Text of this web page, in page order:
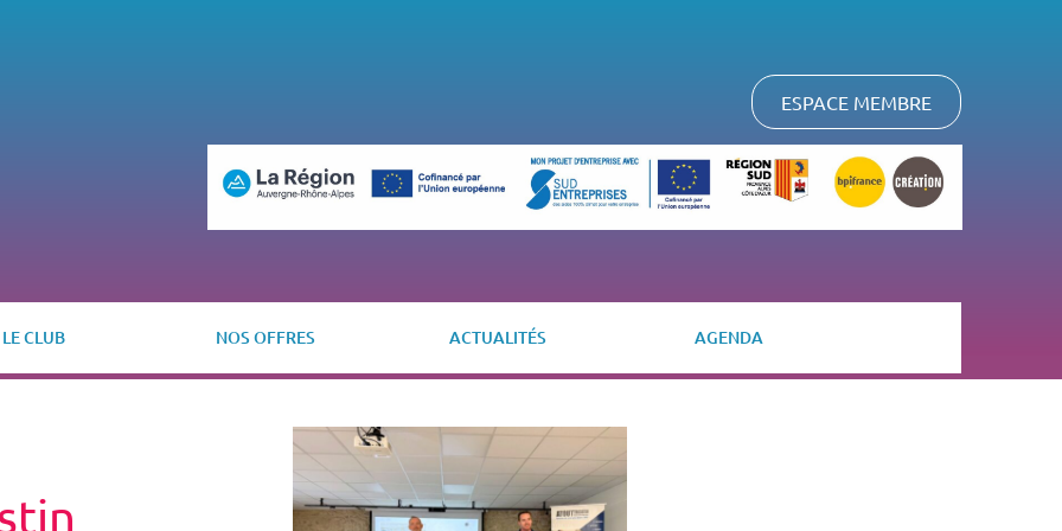
ESPACE MEMBRE
LE CLUB NOS OFFRES ACTUALITÉS AGENDA